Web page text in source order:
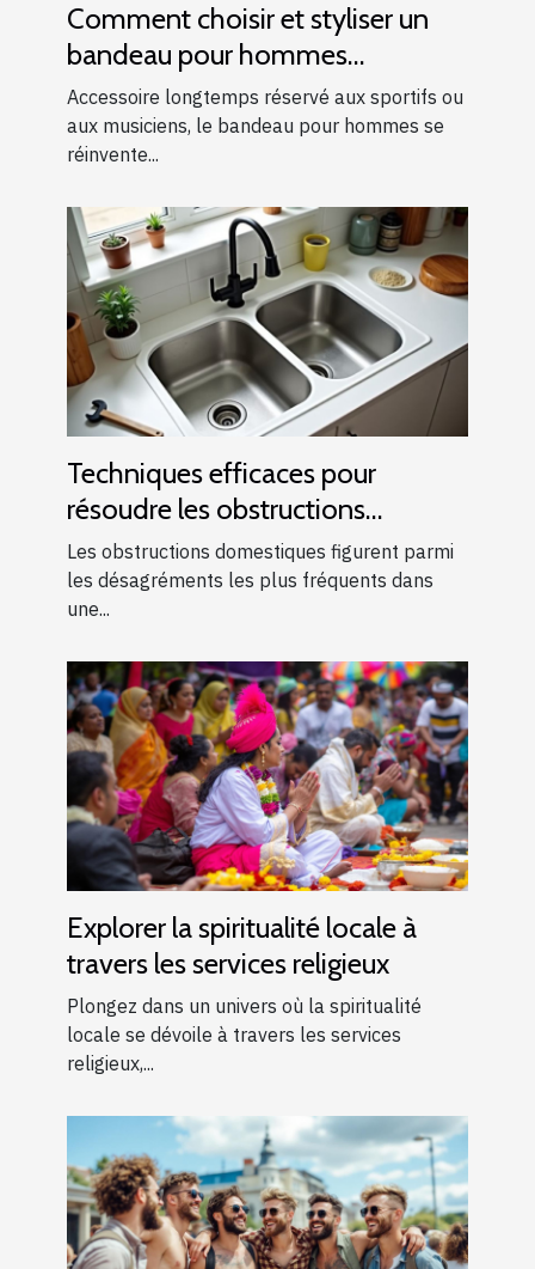
Comment choisir et styliser un
bandeau pour hommes
modernes ?
Accessoire longtemps réservé aux sportifs ou
aux musiciens, le bandeau pour hommes se
réinvente...
Techniques efficaces pour
résoudre les obstructions
domestiques courantes
Les obstructions domestiques figurent parmi
les désagréments les plus fréquents dans
une...
Explorer la spiritualité locale à
travers les services religieux
Plongez dans un univers où la spiritualité
locale se dévoile à travers les services
religieux,...